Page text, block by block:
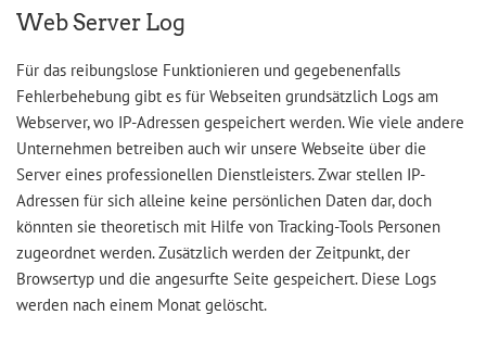
Web Server Log
Für das reibungslose Funktionieren und gegebenenfalls
Fehlerbehebung gibt es für Webseiten grundsätzlich Logs am
Webserver, wo IP-Adressen gespeichert werden. Wie viele andere
Unternehmen betreiben auch wir unsere Webseite über die
Server eines professionellen Dienstleisters. Zwar stellen IP-
Adressen für sich alleine keine persönlichen Daten dar, doch
könnten sie theoretisch mit Hilfe von Tracking-Tools Personen
zugeordnet werden. Zusätzlich werden der Zeitpunkt, der
Browsertyp und die angesurfte Seite gespeichert. Diese Logs
werden nach einem Monat gelöscht.